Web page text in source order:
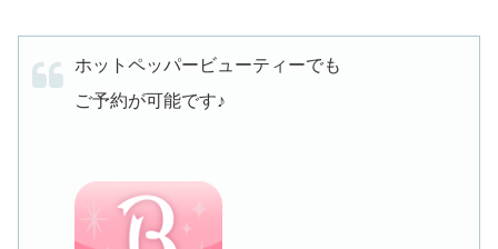
ホットペッパービューティーでも
ご予約が可能です♪